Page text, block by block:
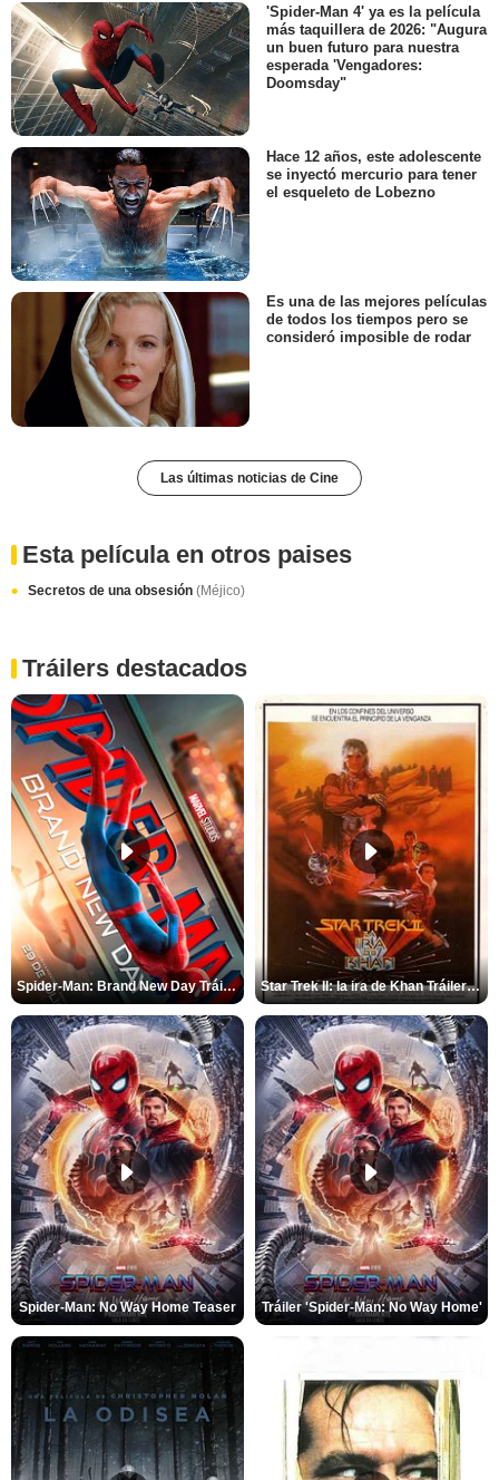
'Spider-Man 4' ya es la película
más taquillera de 2026: "Augura
un buen futuro para nuestra
esperada 'Vengadores:
Doomsday"
Hace 12 años, este adolescente
se inyectó mercurio para tener
el esqueleto de Lobezno
Es una de las mejores películas
de todos los tiempos pero se
consideró imposible de rodar
Las últimas noticias de Cine
Esta película en otros paises
Secretos de una obsesión (Méjico)
Tráilers destacados
Spider-Man: Brand New Day Tráiler (3) Star Trek II: la ira de Khan Tráiler VO
Spider-Man: No Way Home Teaser Tráiler 'Spider-Man: No Way Home'